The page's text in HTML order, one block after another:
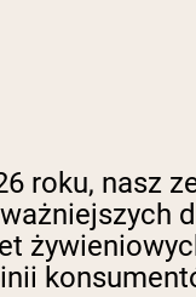
nasz